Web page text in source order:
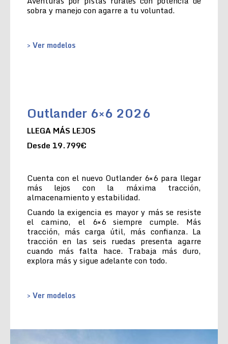
sobra y manejo con agarre a tu voluntad.
> Ver modelos
Outlander 6×6 2026
LLEGA MÁS LEJOS
Desde 19.799€
Cuenta con el nuevo Outlander 6×6 para llegar
más lejos con la máxima tracción,
almacenamiento y estabilidad.
Cuando la exigencia es mayor y más se resiste
el camino, el 6×6 siempre cumple. Más
tracción, más carga útil, más confianza. La
tracción en las seis ruedas presenta agarre
cuando más falta hace. Trabaja más duro,
explora más y sigue adelante con todo.
> Ver modelos